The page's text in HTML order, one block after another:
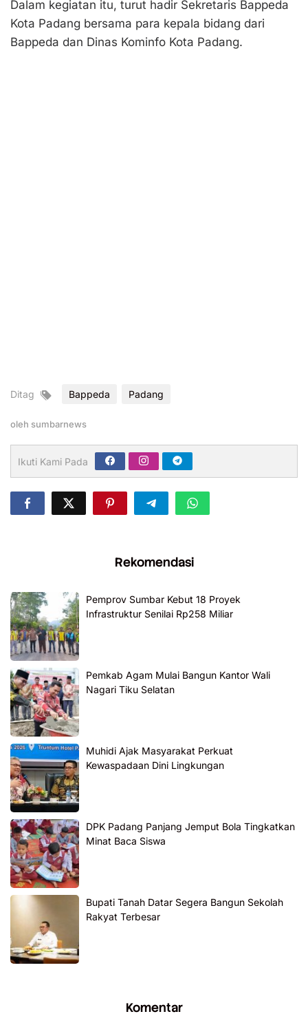
Dalam kegiatan itu, turut hadir Sekretaris Bappeda
Kota Padang bersama para kepala bidang dari
Bappeda dan Dinas Kominfo Kota Padang.
Ditag Bappeda Padang
oleh sumbarnews
Ikuti Kami Pada
Rekomendasi
Pemprov Sumbar Kebut 18 Proyek
Infrastruktur Senilai Rp258 Miliar
Pemkab Agam Mulai Bangun Kantor Wali
Nagari Tiku Selatan
Muhidi Ajak Masyarakat Perkuat
Kewaspadaan Dini Lingkungan
DPK Padang Panjang Jemput Bola Tingkatkan
Minat Baca Siswa
Bupati Tanah Datar Segera Bangun Sekolah
Rakyat Terbesar
Komentar